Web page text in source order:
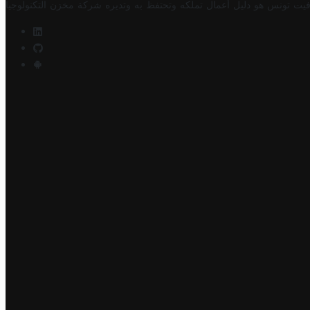
تونس هو دليل أعمال تملكه وتحتفظ به وتديره شركة مخزن التكنولوجيا